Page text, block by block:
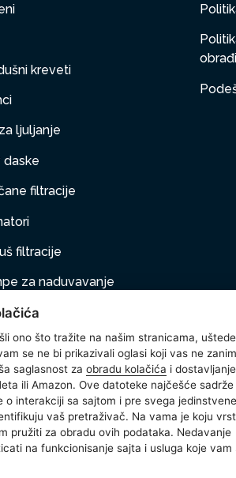
kreveti
ljuljanje
daske
filtracije
filtracije
za naduvavanje
na naduvavanje
ljubimci
oprema
ono što tražite na našim stranicama,
se ne bi prikazivali oglasi koji vas ne
saglasnost za obradu kolačića i dostavljanje
ili Amazon. Ove datoteke najčešće sadrže
o interakciji sa sajtom i pre svega jedinstvene
vaš pretraživač. Na vama je koju
pružiti za obradu ovih podataka. Nedavanje
na funkcionisanje sajta i usluga koje vam